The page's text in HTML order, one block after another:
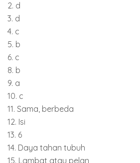
2. d
3. d
4. c
5. b
6. c
8. b
9. a
10. c
11. Sama, berbeda
12. Isi
13. 6
14. Daya tahan tubuh
15. Lambat atau pelan